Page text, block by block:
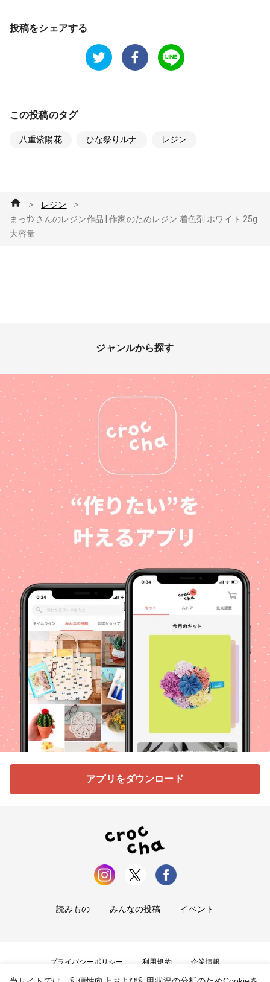
投稿をシェアする
この投稿のタグ
八重紫陽花 ひな祭りルナ レジン
＞ レジン ＞
まっｻﾝさんのレジン作品 | 作家のためレジン 着色剤 ホワイト 25g
大容量
ジャンルから探す
アプリをダウンロード
読みもの みんなの投稿 イベント
プライバシーポリシー 利用規約 企業情報